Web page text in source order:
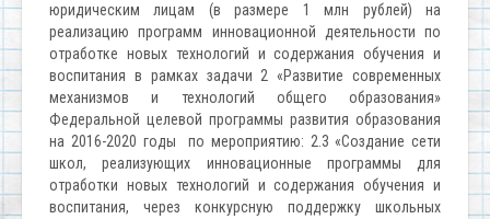
юридическим лицам (в размере 1 млн рублей) на
реализацию программ инновационной деятельности по
отработке новых технологий и содержания обучения и
воспитания в рамках задачи 2 «Развитие современных
механизмов и технологий общего образования»
Федеральной целевой программы развития образования
на 2016-2020 годы по мероприятию: 2.3 «Создание сети
школ, реализующих инновационные программы для
отработки новых технологий и содержания обучения и
воспитания, через конкурсную поддержку школьных